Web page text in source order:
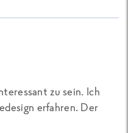
zu sein. Ich
erfahren. Der